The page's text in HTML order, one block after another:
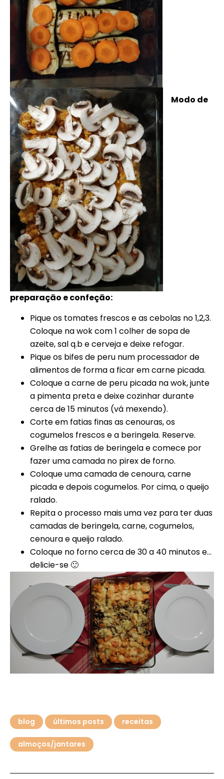
Modo de
preparação e confeção:
Pique os tomates frescos e as cebolas no 1,2,3.
Coloque na wok com 1 colher de sopa de
azeite, sal q.b e cerveja e deixe refogar.
Pique os bifes de peru num processador de
alimentos de forma a ficar em carne picada.
Coloque a carne de peru picada na wok, junte
a pimenta preta e deixe cozinhar durante
cerca de 15 minutos (vá mexendo).
Corte em fatias finas as cenouras, os
cogumelos frescos e a beringela. Reserve.
Grelhe as fatias de beringela e comece por
fazer uma camada no pirex de forno.
Coloque uma camada de cenoura, carne
picada e depois cogumelos. Por cima, o queijo
ralado.
Repita o processo mais uma vez para ter duas
camadas de beringela, carne, cogumelos,
cenoura e queijo ralado.
Coloque no forno cerca de 30 a 40 minutos e…
delicie-se 🙂
blog últimos posts receitas
almoços/jantares